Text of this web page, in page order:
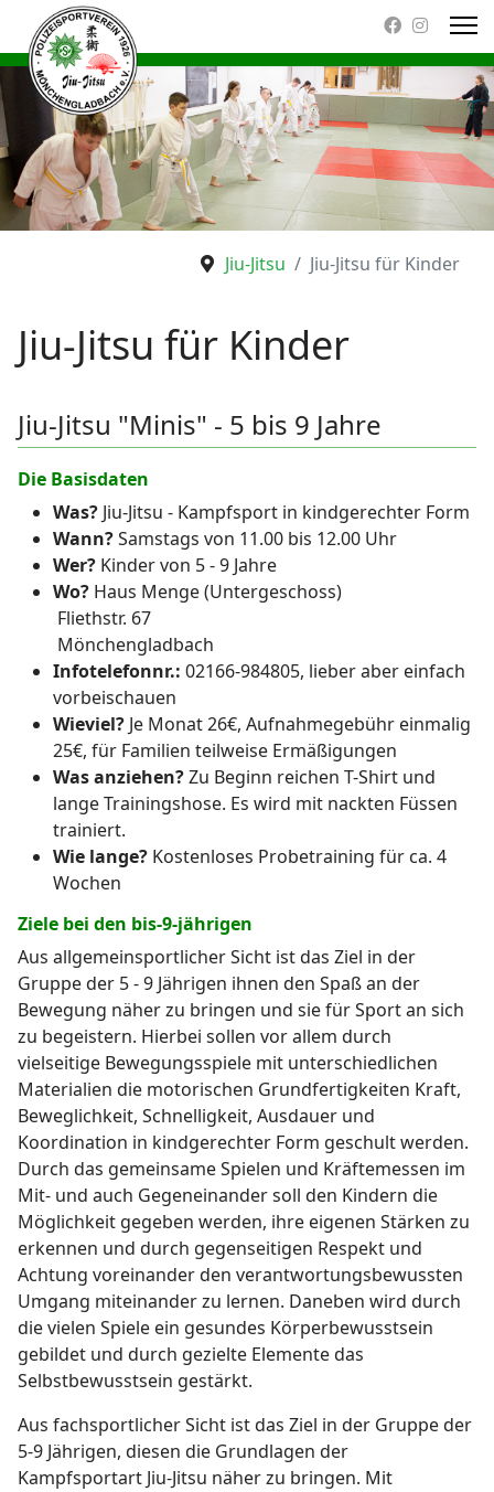
Jiu-Jitsu Jiu-Jitsu für Kinder
Jiu-Jitsu für Kinder
Jiu-Jitsu "Minis" - 5 bis 9 Jahre
Die Basisdaten
Was? Jiu-Jitsu - Kampfsport in kindgerechter Form
Wann?Samstags von 11.00 bis 12.00 Uhr
Wer? Kinder von 5 - 9 Jahre
Wo? Haus Menge (Untergeschoss)
Fliethstr. 67
Mönchengladbach
Infotelefonnr.: 02166-984805, lieber aber einfach
vorbeischauen
Wieviel? Je Monat 26€, Aufnahmegebühr einmalig
25€, für Familien teilweise Ermäßigungen
Was anziehen?Zu Beginn reichen T-Shirt und
lange Trainingshose. Es wird mit nackten Füssen
trainiert.
Wie lange? Kostenloses Probetraining für ca. 4
Wochen
Ziele bei den bis-9-jährigen
Aus allgemeinsportlicher Sicht ist das Ziel in der
Gruppe der 5 - 9 Jährigen ihnen den Spaß an der
Bewegung näher zu bringen und sie für Sport an sich
zu begeistern. Hierbei sollen vor allem durch
vielseitige Bewegungsspiele mit unterschiedlichen
Materialien die motorischen Grundfertigkeiten Kraft,
Beweglichkeit, Schnelligkeit, Ausdauer und
Koordination in kindgerechter Form geschult werden.
Durch das gemeinsame Spielen und Kräftemessen im
Mit- und auch Gegeneinander soll den Kindern die
Möglichkeit gegeben werden, ihre eigenen Stärken zu
erkennen und durch gegenseitigen Respekt und
Achtung voreinander den verantwortungsbewussten
Umgang miteinander zu lernen. Daneben wird durch
die vielen Spiele ein gesundes Körperbewusstsein
gebildet und durch gezielte Elemente das
Selbstbewusstsein gestärkt.
Aus fachsportlicher Sicht ist das Ziel in der Gruppe der
5-9 Jährigen, diesen die Grundlagen der
Kampfsportart Jiu-Jitsu näher zu bringen. Mit